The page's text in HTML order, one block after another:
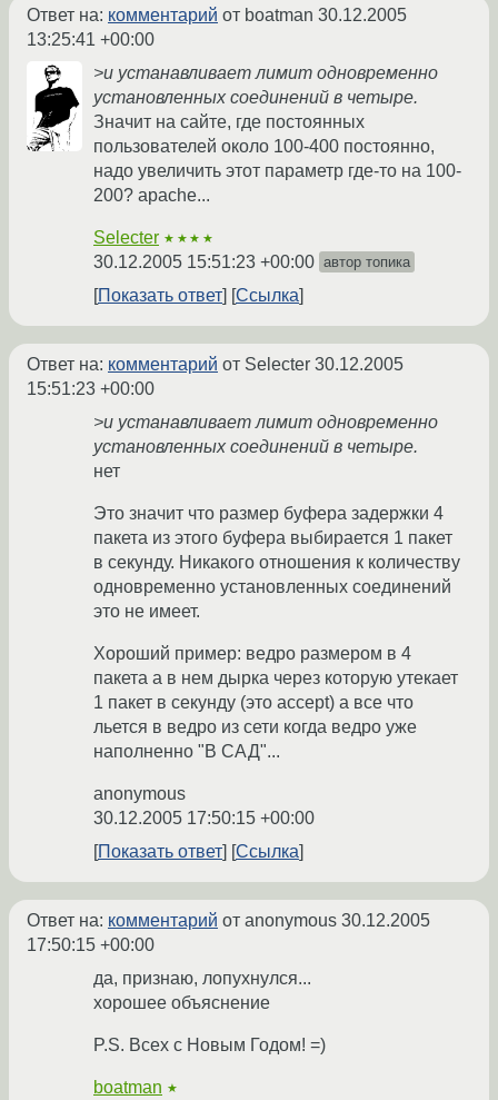
Ответ на: комментарий от boatman 30.12.2005
13:25:41 +00:00
>и устанавливает лимит одновременно
установленных соединений в четыре.
Значит на сайте, где постоянных
пользователей около 100-400 постоянно,
надо увеличить этот параметр где-то на 100-
200? apache...
Selecter ★★★★
30.12.2005 15:51:23 +00:00 автор топика
Показать ответ Ссылка
Ответ на: комментарий от Selecter 30.12.2005
15:51:23 +00:00
>и устанавливает лимит одновременно
установленных соединений в четыре.
нет
Это значит что размер буфера задержки 4
пакета из этого буфера выбирается 1 пакет
в секунду. Никакого отношения к количеству
одновременно установленных соединений
это не имеет.
Хороший пример: ведро размером в 4
пакета а в нем дырка через которую утекает
1 пакет в секунду (это accept) а все что
льется в ведро из сети когда ведро уже
наполненно "В САД"...
anonymous
30.12.2005 17:50:15 +00:00
Показать ответ
Ссылка
Ответ на: комментарий от anonymous 30.12.2005
17:50:15 +00:00
да, признаю, лопухнулся...
хорошее объяснение
P.S. Всех с Новым Годом! =)
boatman ★